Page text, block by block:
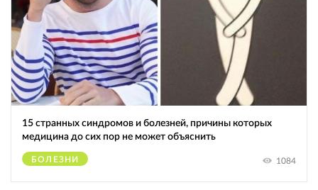
15 странных синдромов и болезней, причины которых
медицина до сих пор не может объяснить
БОЛЕЗНИ 1084